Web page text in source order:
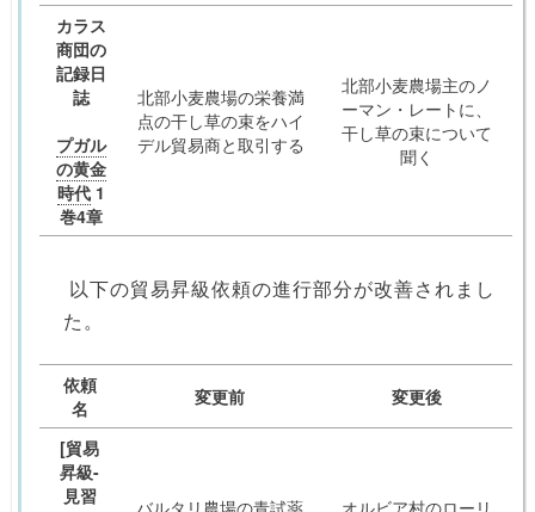
カラス
商団の
記録日
誌
プガル
の黄金
時代1
巻4章
北部小麦農場の栄養満
点の干し草の束をハイ
デル貿易商と取引する
北部小麦農場主のノ
ーマン・レートに、
干し草の束について
聞く
以下の貿易昇級依頼の進行部分が改善されまし
た。
依頼
名
変更前 変更後
[貿易
昇級-
見習